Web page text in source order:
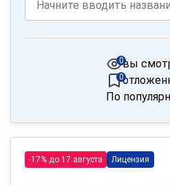
вы
0
0
По
-17% до 17 августа Лицензия